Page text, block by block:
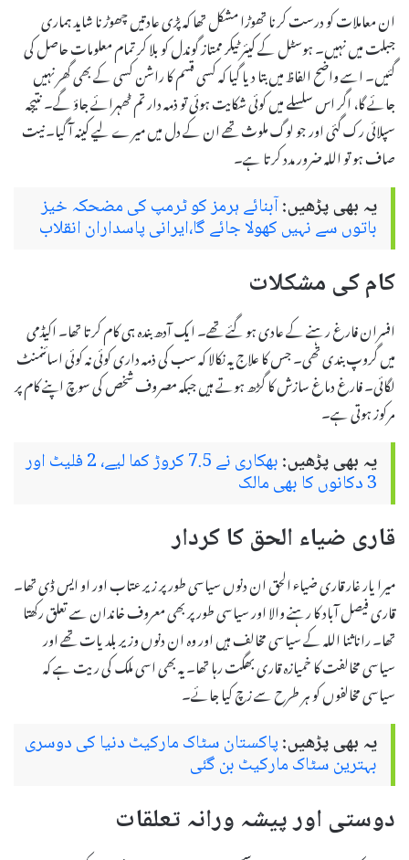
ان معاملات کو درست کرنا تھوڑا مشکل تھا کہ پڑی عادتیں چھوڑنا شاید ہماری
جبلت میں نہیں۔ ہوسٹل کے کیئر ٹیکر ممتاز گوندل کو بلا کر تمام معلومات حاصل کی
گئیں۔ اسے واضح الفاظ میں بتا دیا گیا کہ کسی قسم کا راشن کسی کے بھی گھر نہیں
جائے گا، اگر اس سلسلے میں کوئی شکایت ہوئی تو ذمہ دار تم ٹھہرائے جاؤ گے۔ نتیجہ
سپلائی رک گئی اور جو لوگ ملوث تھے ان کے دل میں میرے لیے کینہ آ گیا۔ نیت
صاف ہو تو اللہ ضرور مدد کرتا ہے۔
یہ بھی پڑھیں:آبنائے ہرمز کو ٹرمپ کی مضحکہ خیز
باتوں سے نہیں کھولا جائے گا،ایرانی پاسداران انقلاب
کام کی مشکلات
افسران فارغ رہنے کے عادی ہو گئے تھے۔ ایک آدھ بندہ ہی کام کرتا تھا۔ اکیڈمی
میں گروپ بندی تھی۔ جس کا علاج یہ نکالا کہ سب کی ذمہ داری کوئی نہ کوئی اسائنمنٹ
لگائی۔ فارغ دماغ سازش کا گڑھ ہوتے ہیں جبکہ مصروف شخص کی سوچ اپنے کام پر
مرکوز ہوتی ہے۔
یہ بھی پڑھیں: بھکاری نے 7.5 کروڑ کما لیے، 2 فلیٹ اور
3 دکانوں کا بھی مالک
قاری ضیاء الحق کا کردار
میرا یار غار قاری ضیاء الحق ان دنوں سیاسی طور پر زیر عتاب اور او ایس ڈی تھا۔
قاری فیصل آباد کا رہنے والا اور سیاسی طور پر بھی معروف خاندان سے تعلق رکھتا
تھا۔ راناثنا اللہ کے سیاسی مخالف ہیں اور وہ ان دنوں وزیر بلدیات تھے اور
سیاسی مخالفت کا خمیازہ قاری بھگت رہا تھا۔ یہ بھی اسی ملک کی ریت ہے کہ
سیاسی مخالفوں کو ہر طرح سے زچ کیا جائے۔
یہ بھی پڑھیں:پاکستان سٹاک مارکیٹ دنیا کی دوسری
بہترین سٹاک مارکیٹ بن گئی
دوستی اور پیشہ ورانہ تعلقات